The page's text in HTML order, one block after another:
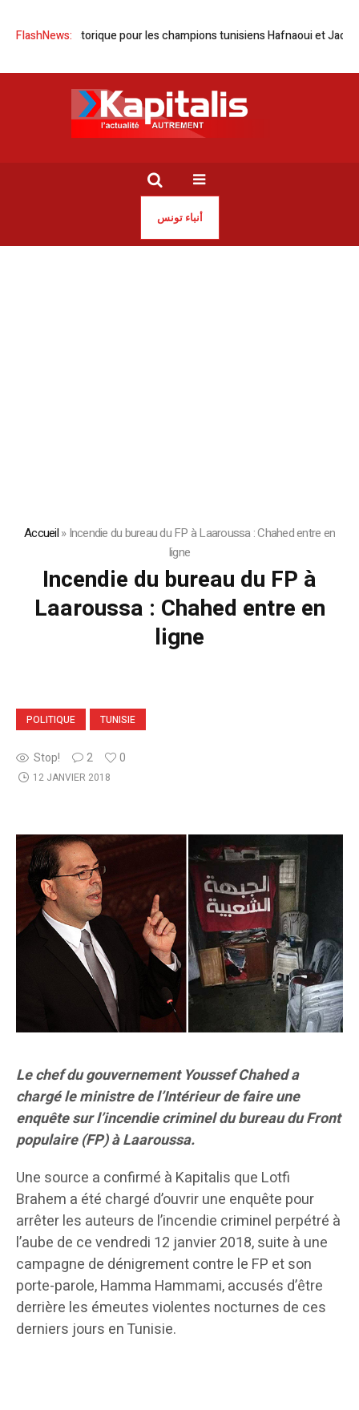
FlashNews:
Doublé historique pour les champions tunisiens Hafnaoui et Jaouadi
أنباء تونس
Accueil»Incendie du bureau du FP à Laaroussa : Chahed entre en
ligne
Incendie du bureau du FP à
Laaroussa : Chahed entre en
ligne
POLITIQUE TUNISIE
Stop! 2 0
12 JANVIER 2018
Le chef du gouvernement Youssef Chahed a
chargé le ministre de l’Intérieur de faire une
enquête sur l’incendie criminel du bureau du Front
populaire (FP) à Laaroussa.
Une source a confirmé à Kapitalis que Lotfi
Brahem a été chargé d’ouvrir une enquête pour
arrêter les auteurs de l’incendie criminel perpétré à
l’aube de ce vendredi 12 janvier 2018, suite à une
campagne de dénigrement contre le FP et son
porte-parole, Hamma Hammami, accusés d’être
derrière les émeutes violentes nocturnes de ces
derniers jours en Tunisie.